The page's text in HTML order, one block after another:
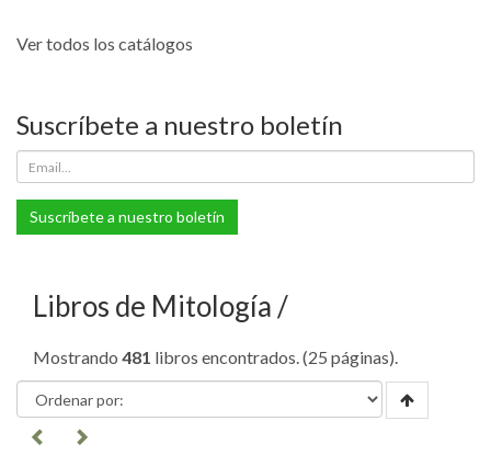
Ver todos los catálogos
Suscríbete a nuestro boletín
Suscríbete a nuestro boletín
Libros de Mitología
Mostrando 481 libros encontrados. (25 páginas).